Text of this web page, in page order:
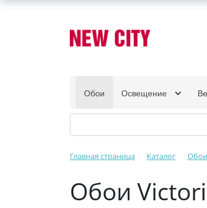
Обои Освещение
Главная страница Каталог Обои
Обои